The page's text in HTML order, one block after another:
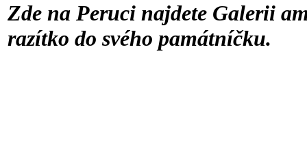
Zde na Peruci najdete Galerii
razítko do svého památníčku.